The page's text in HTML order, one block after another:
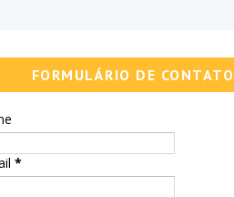
FORMULÁRIO DE CONTATO
*